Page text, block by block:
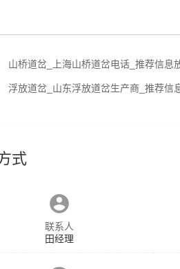
山桥道岔_上海山桥道岔电话_推荐信息
浮放道岔_山东浮放道岔生产商_推荐信
式
联系人
田经理